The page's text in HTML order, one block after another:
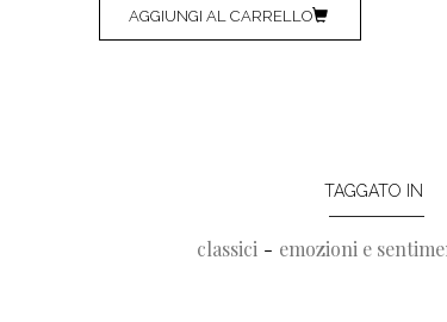
AGGIUNGI AL CARRELLO
TAGGATO IN
classici emozioni e